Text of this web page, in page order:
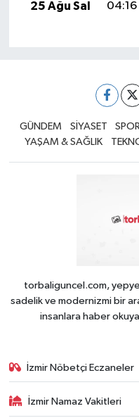
25 Ağu Sal
04:16
GÜNDEM SİYASET SPOR
YAŞAM & SAĞLIK
torbaliguncel.com,
sadelik ve modernizmi bir
insanlara haber
İzmir Nöbetçi Eczaneler
İzmir Namaz Vakitleri